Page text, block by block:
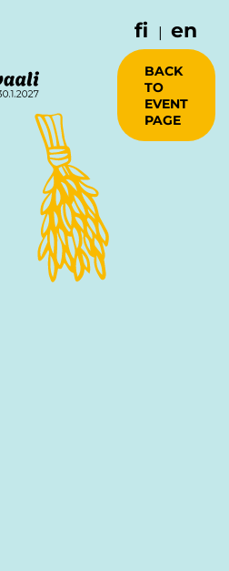
BACK
TO
EVENT
PAGE
fi | en